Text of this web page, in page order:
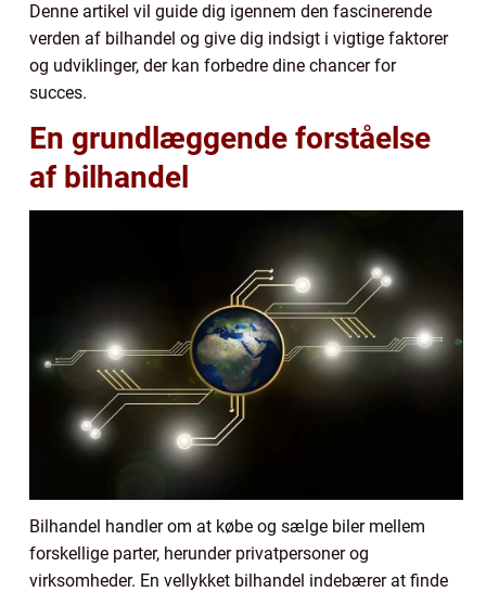
Denne artikel vil guide dig igennem den fascinerende
verden af bilhandel og give dig indsigt i vigtige faktorer
og udviklinger, der kan forbedre dine chancer for
succes.
En grundlæggende forståelse
af bilhandel
Bilhandel handler om at købe og sælge biler mellem
forskellige parter, herunder privatpersoner og
virksomheder. En vellykket bilhandel indebærer at finde